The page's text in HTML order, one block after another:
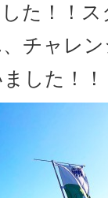
た！！
チャレ
した！！